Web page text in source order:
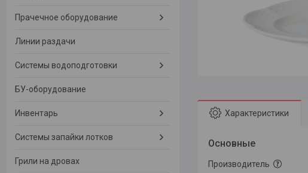
Характеристики
Основные
Производитель
Прачечное оборудование
Линии раздачи
Системы водоподготовки
БУ-оборудование
Инвентарь
Системы запайки лотков
Грили на дровах